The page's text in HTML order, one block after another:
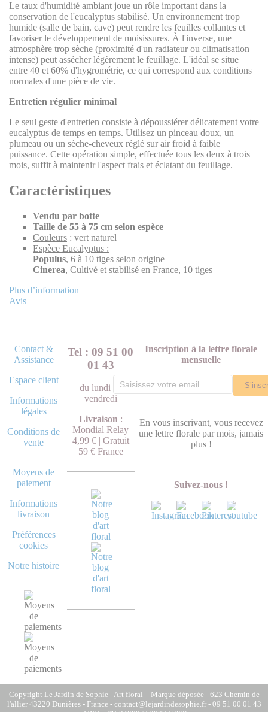
Le taux d'humidité ambiant joue un rôle important dans la
conservation de l'eucalyptus stabilisé. Un environnement trop
humide (salle de bain, cave) peut rendre les feuilles collantes et
favoriser le développement de moisissures. À l'inverse, une
atmosphère trop sèche (proximité d'un radiateur ou climatisation
intense) peut assécher légèrement le feuillage. L'idéal se situe
entre 40 et 60% d'hygrométrie, ce qui correspond aux conditions
normales d'une pièce de vie.
Entretien régulier minimal
Le seul geste d'entretien consiste à dépoussiérer délicatement votre
eucalyptus de temps en temps. Utilisez un pinceau doux, un
plumeau ou un sèche-cheveux réglé sur air froid à faible
puissance. Cette opération simple, effectuée tous les deux à trois
mois, suffit à maintenir l'aspect frais et éclatant du feuillage.
Caractéristiques
Vendu par botte
Taille de 55 à 75 cm selon espèce
Couleurs : vert naturel
Espèce Eucalyptus :
Populus, 6 à 10 tiges selon origine
Cinerea, Cultivé et stabilisé en France, 10 tiges
Plus d’information
Avis
Contact &
Assistance
Espace client
Informations
légales
Conditions de
vente
Moyens de
paiement
Informations
livraison
Préférences
cookies
Notre histoire
Tel : 09 51 00
01 43
du lundi au
vendredi
Livraison:
Mondial Relay
4,99 € | Gratuit
59 € France
Inscription à la lettre florale
mensuelle
En vous inscrivant, vous recevez
une lettre florale par mois, jamais
plus !
Suivez-nous !
Copyright Le Jardin de Sophie - Art floral - Marque déposée - 623 Chemin de
l'allier 43220 Dunières - France - contact@lejardindesophie.fr - 09 51 00 01 43